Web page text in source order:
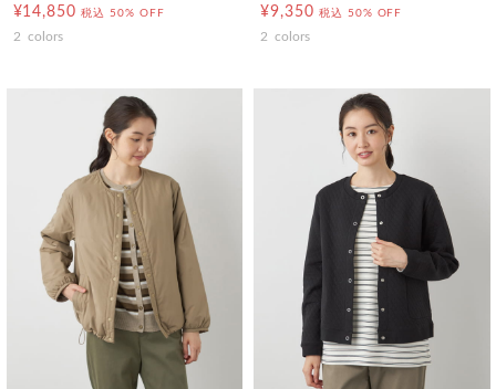
¥14,850 税込 50% OFF
2 colors
¥9,350 税込 50% OFF
2 colors